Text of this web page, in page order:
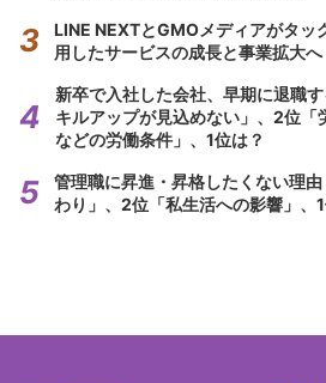
LINE NEXTとGMOメディアがタ
用したサービスの成長と事業拡大へ
新卒で入社した会社、早期に退職
キルアップが見込めない」、2位「
などの労働条件」、1位は？
管理職に昇進・昇格したくない理
わり」、2位「私生活への影響」、1